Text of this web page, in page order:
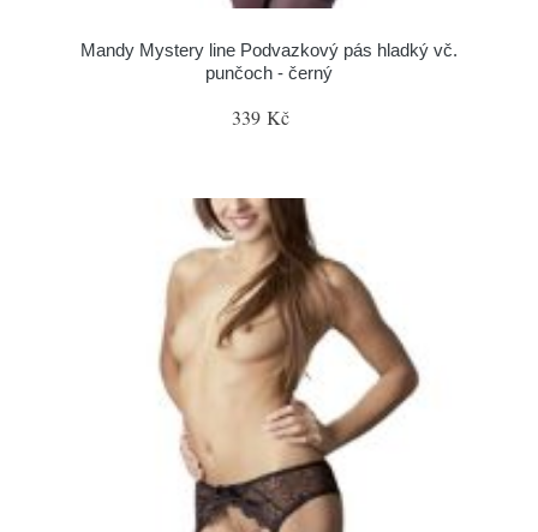
Mandy Mystery line Podvazkový pás hladký vč.
punčoch - černý
339 Kč